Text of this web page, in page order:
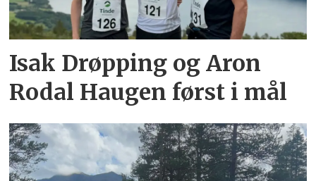
Isak Drøpping og Aron
Rodal Haugen først i mål